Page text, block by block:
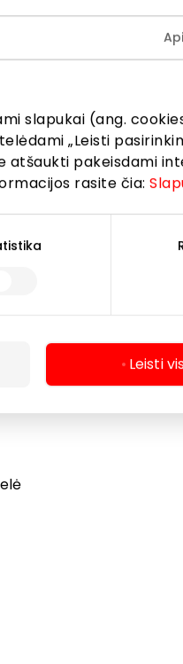
slapukai (ang.
„Leisti
atšaukti pakeisdami
rasite čia:
Leisti
pateikti aktualią
pateiktos
parduotuvėje
su konkrečiomis
kreiptis tiesiogiai į